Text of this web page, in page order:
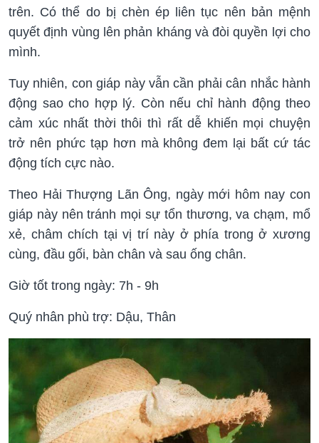
trên. Có thể do bị chèn ép liên tục nên bản mệnh
quyết định vùng lên phản kháng và đòi quyền lợi cho
mình.
Tuy nhiên, con giáp này vẫn cần phải cân nhắc hành
động sao cho hợp lý. Còn nếu chỉ hành động theo
cảm xúc nhất thời thôi thì rất dễ khiến mọi chuyện
trở nên phức tạp hơn mà không đem lại bất cứ tác
động tích cực nào.
Theo Hải Thượng Lãn Ông, ngày mới hôm nay con
giáp này nên tránh mọi sự tổn thương, va chạm, mổ
xẻ, châm chích tại vị trí này ở phía trong ở xương
cùng, đầu gối, bàn chân và sau ống chân.
Giờ tốt trong ngày: 7h - 9h
Quý nhân phù trợ: Dậu, Thân